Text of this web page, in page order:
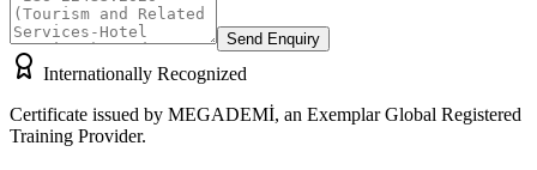
Send Enquiry
Internationally Recognized
Certificate issued by MEGADEMİ, an Exemplar Global Registered
Training Provider.